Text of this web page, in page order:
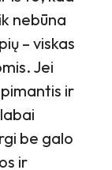
nebūna
– viskas
Jei
ir
be galo
ir